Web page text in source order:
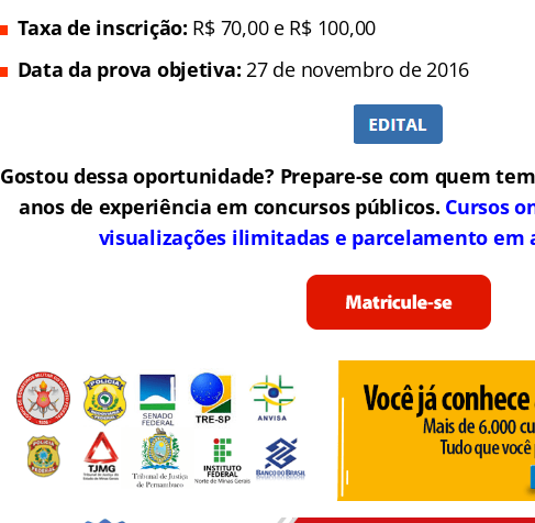
Taxa de inscrição: R$ 70,00 e R$ 100,00
Data da prova objetiva: 27 de novembro de 2016
Gostou dessa oportunidade? Prepare-se com quem
anos de experiência em concursos públicos. Cursos
visualizações ilimitadas e parcelamento em